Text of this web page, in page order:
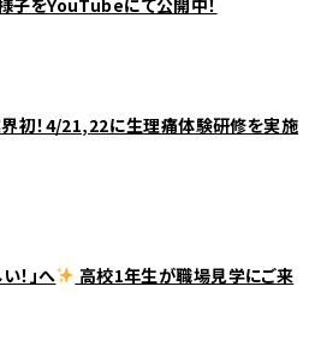
子をYouTubeにて公開中！
界初！4/21,22に生理痛体験研修を実施
！」へ
高校1年生が職場見学にご来